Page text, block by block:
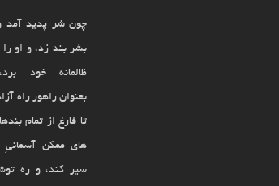
چون شر پدید آمد
بشر بند زد، و او
ظالمانه خود
بعنوان راهور راه
تا فارغ از تمام
های ممکن
سیر کند، و ره